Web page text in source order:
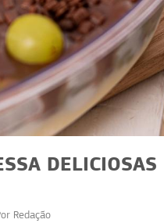
Redação